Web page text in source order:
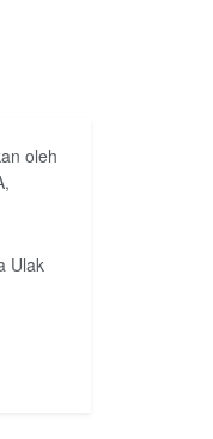
oleh
Ulak